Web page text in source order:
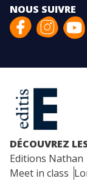
NOUS SUIVRE
DÉCOUVREZ
Editions Nathan
Meet in class